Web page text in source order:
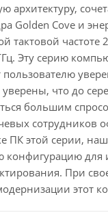
архитектуру,
Golden Cove и
тактовой частоте
Эту серию
пользователю
что до
большим
сотрудников
ПК этой серии,
конфигурацию для
При
этот